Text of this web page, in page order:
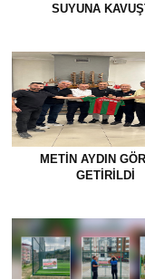
SUYUNA
METİN AYDIN
GETİRİLDİ